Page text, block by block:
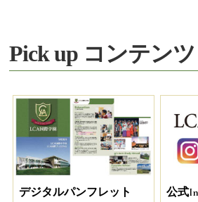
Pick up コンテンツ
デジタルパンフレット 公式